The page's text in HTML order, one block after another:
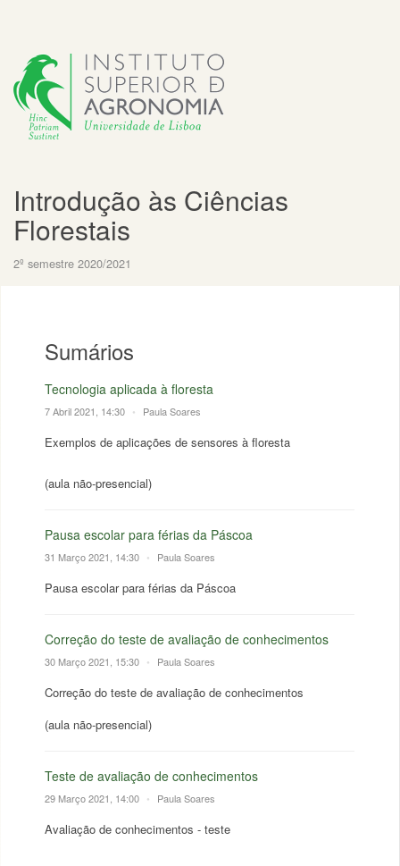
Introdução às Ciências
Florestais
2º semestre 2020/2021
Sumários
Tecnologia aplicada à floresta
7 Abril 2021, 14:30 • Paula Soares
Exemplos de aplicações de sensores à floresta
(aula não-presencial)
Pausa escolar para férias da Páscoa
31 Março 2021, 14:30 • Paula Soares
Pausa escolar para férias da Páscoa
Correção do teste de avaliação de conhecimentos
30 Março 2021, 15:30 • Paula Soares
Correção do teste de avaliação de conhecimentos
(aula não-presencial)
Teste de avaliação de conhecimentos
29 Março 2021, 14:00 • Paula Soares
Avaliação de conhecimentos - teste